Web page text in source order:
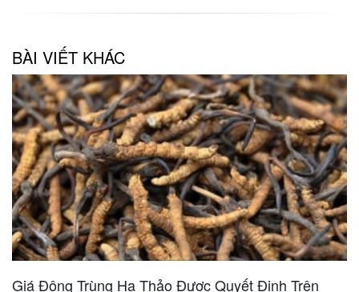
BÀI VIẾT KHÁC
Giá Đông Trùng Hạ Thảo Được Quyết Định Trên